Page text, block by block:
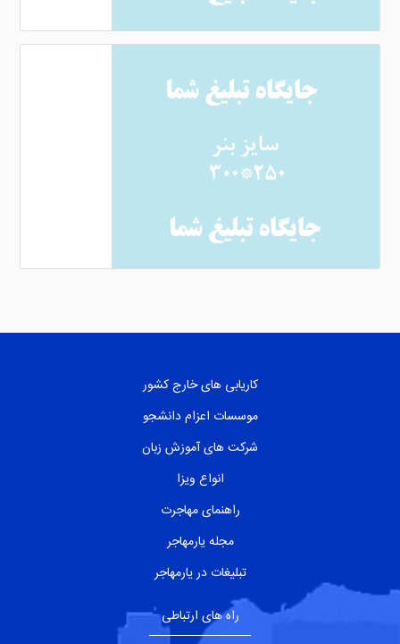
کاریابی های خارج کشور
موسسات اعزام دانشجو
شرکت های آموزش زبان
انواع ویزا
راهنمای مهاجرت
مجله یارمهاجر
تبلیغات در یارمهاجر
راه های ارتباطی